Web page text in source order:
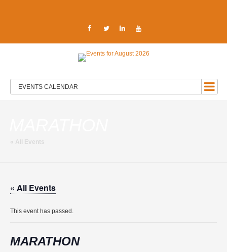
EVENTS CALENDAR
« All Events
« All Events
This event has passed.
MARATHON